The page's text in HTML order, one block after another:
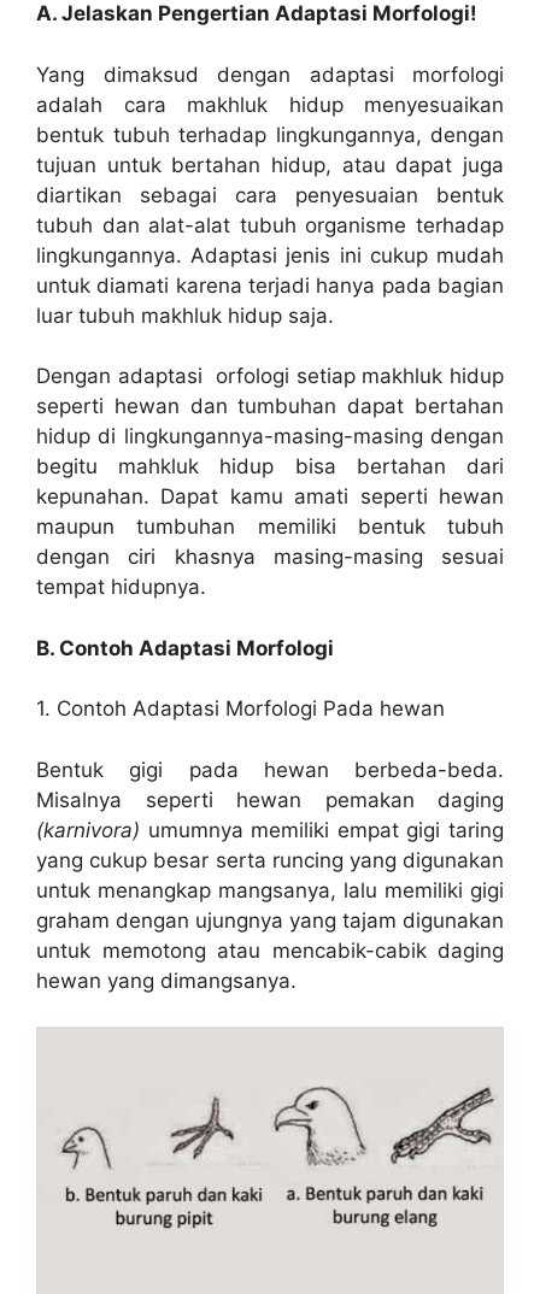
A. Jelaskan Pengertian Adaptasi Morfologi!
Yang dimaksud dengan adaptasi morfologi
adalah cara makhluk hidup menyesuaikan
bentuk tubuh terhadap lingkungannya, dengan
tujuan untuk bertahan hidup, atau dapat juga
diartikan sebagai cara penyesuaian bentuk
tubuh dan alat-alat tubuh organisme terhadap
lingkungannya. Adaptasi jenis ini cukup mudah
untuk diamati karena terjadi hanya pada bagian
luar tubuh makhluk hidup saja.
Dengan adaptasi orfologi setiap makhluk hidup
seperti hewan dan tumbuhan dapat bertahan
hidup di lingkungannya-masing-masing dengan
begitu mahkluk hidup bisa bertahan dari
kepunahan. Dapat kamu amati seperti hewan
maupun tumbuhan memiliki bentuk tubuh
dengan ciri khasnya masing-masing sesuai
tempat hidupnya.
B. Contoh Adaptasi Morfologi
1. Contoh Adaptasi Morfologi Pada hewan
Bentuk gigi pada hewan berbeda-beda.
Misalnya seperti hewan pemakan daging
(karnivora) umumnya memiliki empat gigi taring
yang cukup besar serta runcing yang digunakan
untuk menangkap mangsanya, lalu memiliki gigi
graham dengan ujungnya yang tajam digunakan
untuk memotong atau mencabik-cabik daging
hewan yang dimangsanya.